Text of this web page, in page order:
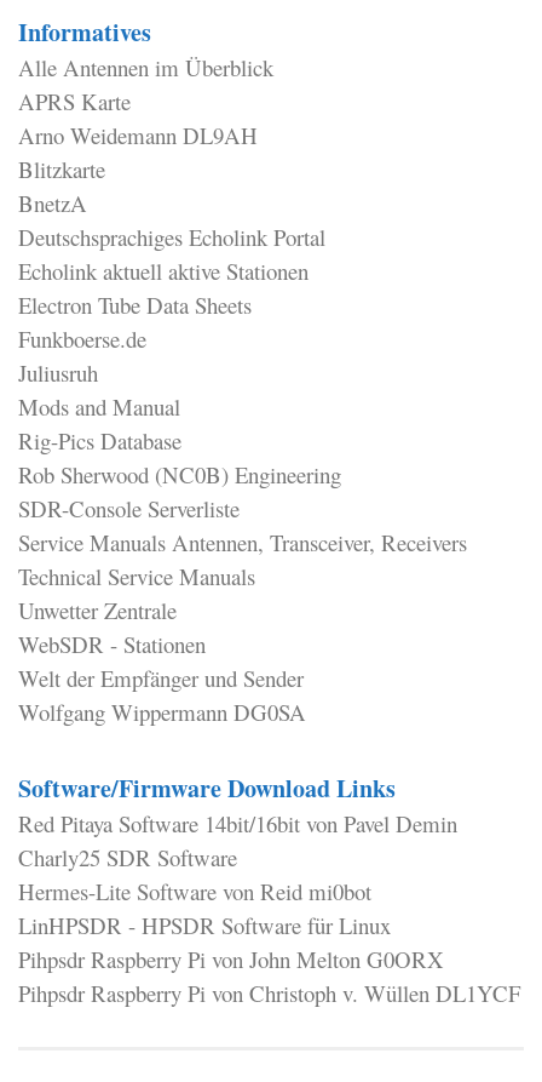
Informatives
Alle Antennen im Überblick
APRS Karte
Arno Weidemann DL9AH
Blitzkarte
BnetzA
Deutschsprachiges Echolink Portal
Echolink aktuell aktive Stationen
Electron Tube Data Sheets
Funkboerse.de
Juliusruh
Mods and Manual
Rig-Pics Database
Rob Sherwood (NC0B) Engineering
SDR-Console Serverliste
Service Manuals Antennen, Transceiver, Receivers
Technical Service Manuals
Unwetter Zentrale
WebSDR - Stationen
Welt der Empfänger und Sender
Wolfgang Wippermann DG0SA
Software/Firmware Download Links
Red Pitaya Software 14bit/16bit von Pavel Demin
Charly25 SDR Software
Hermes-Lite Software von Reid mi0bot
LinHPSDR - HPSDR Software für Linux
Pihpsdr Raspberry Pi von John Melton G0ORX
Pihpsdr Raspberry Pi von Christoph v. Wüllen DL1YCF